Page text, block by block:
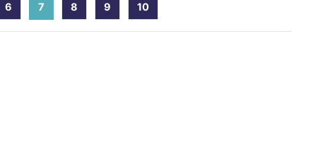
6 7 (current)
8 9 10